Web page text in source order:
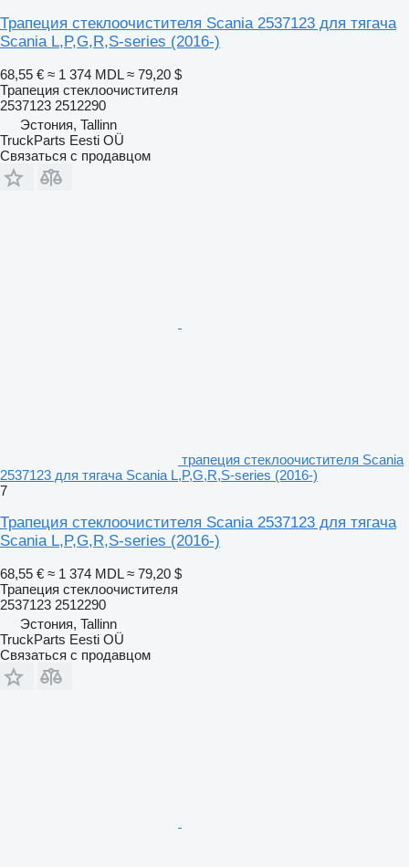
Трапеция стеклоочистителя Scania 2537123 для тягача
Scania L,P,G,R,S-series (2016-)
68,55 € ≈ 1 374 MDL ≈ 79,20 $
Трапеция стеклоочистителя
2537123 2512290
Эстония, Tallinn
TruckParts Eesti OÜ
Связаться с продавцом
трапеция стеклоочистителя Scania
2537123 для тягача Scania L,P,G,R,S-series (2016-)
7
Трапеция стеклоочистителя Scania 2537123 для тягача
Scania L,P,G,R,S-series (2016-)
68,55 € ≈ 1 374 MDL ≈ 79,20 $
Трапеция стеклоочистителя
2537123 2512290
Эстония, Tallinn
TruckParts Eesti OÜ
Связаться с продавцом